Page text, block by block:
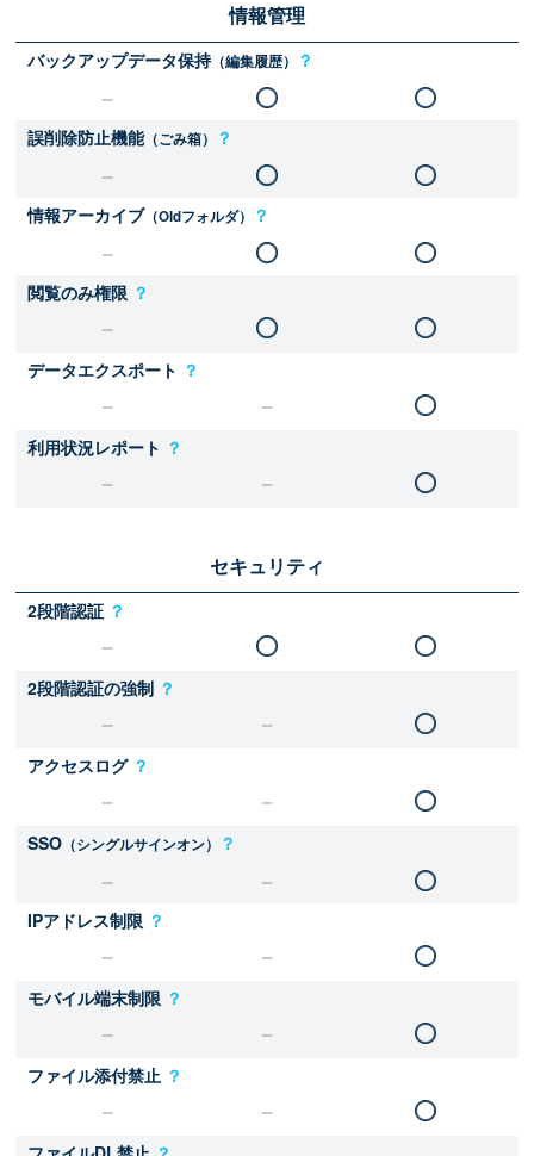
情報管理
バックアップデータ保持（編集履歴） ？
誤削除防止機能（ごみ箱） ？
情報アーカイブ（Oldフォルダ） ？
閲覧のみ権限 ？
データエクスポート ？
利用状況レポート ？
セキュリティ
2段階認証 ？
2段階認証の強制 ？
アクセスログ ？
SSO （シングルサインオン） ？
IPアドレス制限 ？
モバイル端末制限 ？
ファイル添付禁止 ？